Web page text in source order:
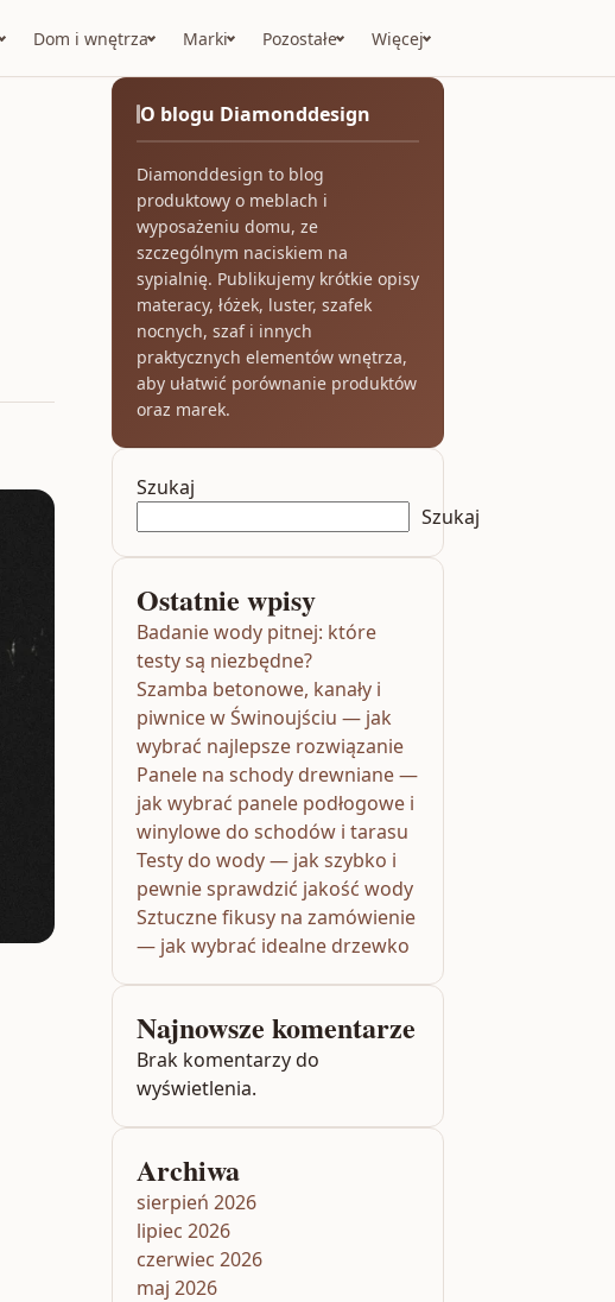
Dom i wnętrza Marki Pozostałe Więcej
O blogu Diamonddesign
Diamonddesign to blog
produktowy o meblach i
wyposażeniu domu, ze
szczególnym naciskiem na
sypialnię. Publikujemy krótkie opisy
materacy, łóżek, luster, szafek
nocnych, szaf i innych
praktycznych elementów wnętrza,
aby ułatwić porównanie produktów
oraz marek.
Szukaj
Szukaj
Ostatnie wpisy
Badanie wody pitnej: które
testy są niezbędne?
Szamba betonowe, kanały i
piwnice w Świnoujściu — jak
wybrać najlepsze rozwiązanie
Panele na schody drewniane —
jak wybrać panele podłogowe i
winylowe do schodów i tarasu
Testy do wody — jak szybko i
pewnie sprawdzić jakość wody
Sztuczne fikusy na zamówienie
— jak wybrać idealne drzewko
Najnowsze komentarze
Brak komentarzy do
wyświetlenia.
Archiwa
sierpień 2026
lipiec 2026
czerwiec 2026
maj 2026